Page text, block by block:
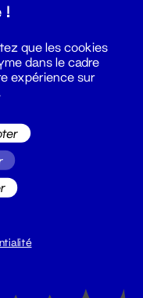
!
que les cookies
dans le cadre
expérience sur